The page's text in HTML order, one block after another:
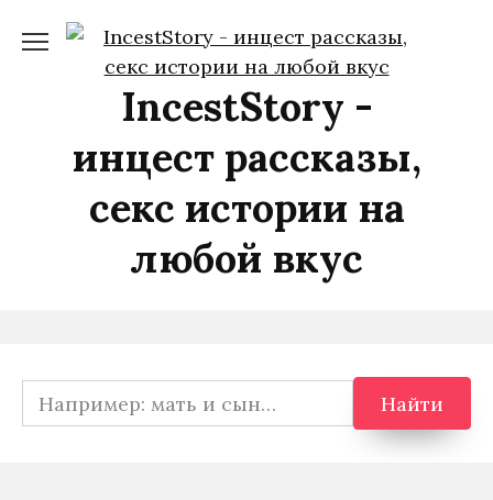
содержанию
IncestStory -
инцест рассказы,
секс истории на
любой вкус
Search
for:
Найти